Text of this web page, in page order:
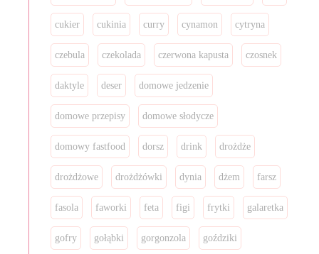
cukier cukinia curry cynamon cytryna
czebula czekolada czerwona kapusta czosnek
daktyle deser domowe jedzenie
domowe przepisy domowe słodycze
domowy fastfood dorsz drink drożdże
drożdżowe drożdżówki dynia dżem farsz
fasola faworki feta figi frytki galaretka
gofry gołąbki gorgonzola goździki